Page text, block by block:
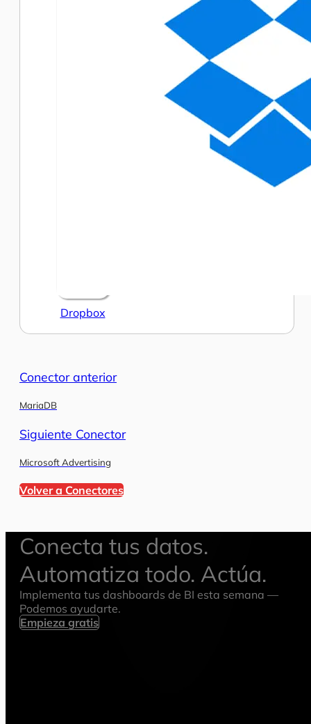
Dropbox
Conector anterior
MariaDB
Siguiente Conector
Microsoft Advertising
Volver a Conectores
Conecta tus datos.
Automatiza todo. Actúa.
Implementa tus dashboards de BI esta semana —
Podemos ayudarte.
Empieza gratis